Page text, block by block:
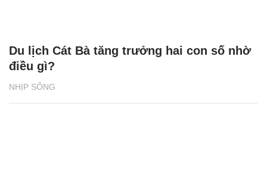
NHỊP SỐNG
Du lịch Cát Bà tăng trưởng hai con số nhờ
điều gì?